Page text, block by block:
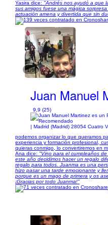
Yasira dice: "Andrés nos ayudó a que
sus amigos fuese una mágica
actuación amena y divertida que sin
1/6
Juan Manuel
9,9 (25)
| Madrid (Madrid) 28054 Cuatro
podemos organizar lo que queramos
experiencia y formación profesional,
quieras conmigo, lo convertiremos en
Ana dice: "Vino para el cumpleaños
este año decidimos hacer un regalo
regalo para todos. Juanma es una
hizo pasar una tarde emocionante y
porque es un mago de primera y os
¡Gracias por todo Juanma!"